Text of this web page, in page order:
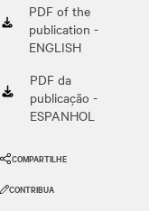
PDF of the
publication -
ENGLISH
PDF da
publicação -
ESPANHOL
COMPARTILHE
CONTRIBUA